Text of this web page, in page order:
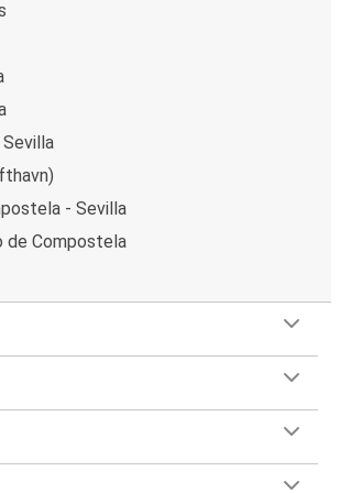
- Sevilla
de Compostela